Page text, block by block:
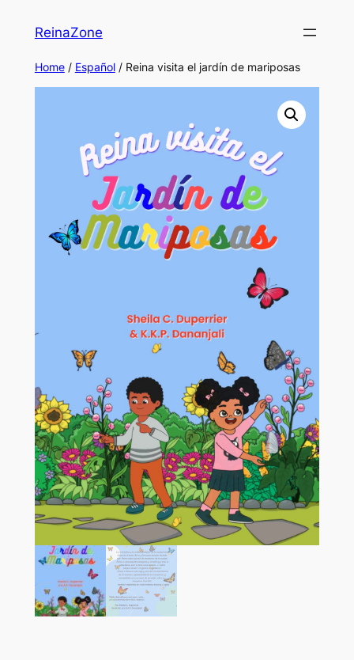
ReinaZone
Home/ Español/ Reina visita el jardín de mariposas